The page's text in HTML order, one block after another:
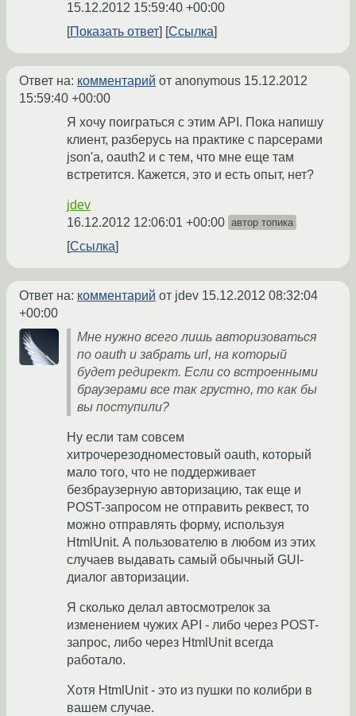
15.12.2012 15:59:40 +00:00
Показать ответ
Ссылка
Ответ на: комментарий от anonymous 15.12.2012
15:59:40 +00:00
Я хочу поиграться с этим API. Пока напишу
клиент, разберусь на практике с парсерами
json'а, oauth2 и с тем, что мне еще там
встретится. Кажется, это и есть опыт, нет?
jdev
16.12.2012 12:06:01 +00:00 автор топика
Ссылка
Ответ на: комментарий от jdev 15.12.2012 08:32:04
+00:00
Мне нужно всего лишь авторизоваться
по oauth и забрать url, на который
будет редирект. Если со встроенными
браузерами все так грустно, то как бы
вы поступили?
Ну если там совсем
хитрочерезодноместовый oauth, который
мало того, что не поддерживает
безбраузерную авторизацию, так еще и
POST-запросом не отправить реквест, то
можно отправлять форму, используя
HtmlUnit. А пользователю в любом из этих
случаев выдавать самый обычный GUI-
диалог авторизации.
Я сколько делал автосмотрелок за
изменением чужих API - либо через POST-
запрос, либо через HtmlUnit всегда
работало.
Хотя HtmlUnit - это из пушки по колибри в
вашем случае.